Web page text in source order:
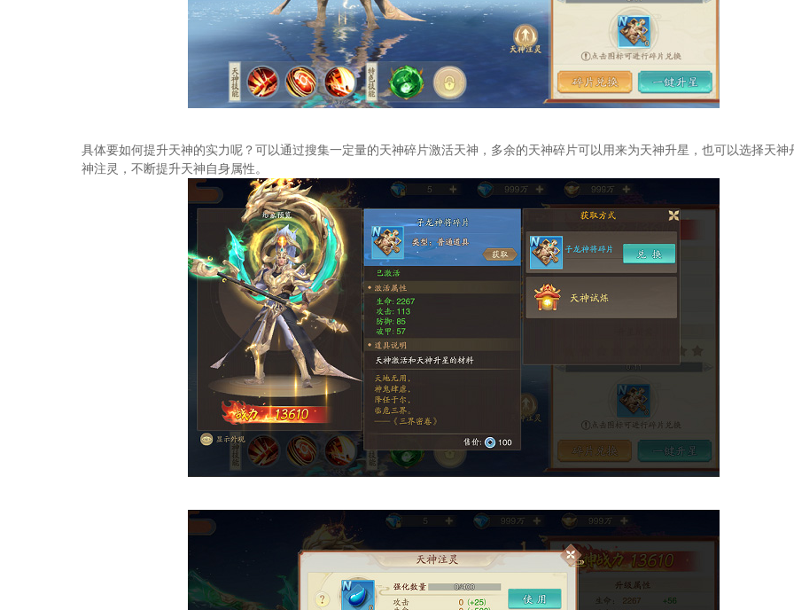
具体要如何提升天神的实力呢？可以通过搜集一定量的天神碎片激活天神，多余的天神碎片可以用来为天神升星，也可以选择天神
神注灵，不断提升天神自身属性。